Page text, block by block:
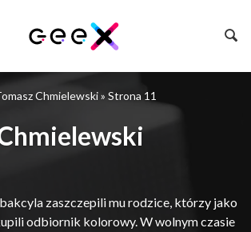
Chmielewski» Strona 11
zaszczepili mu rodzice, którzy jako
odbiornik kolorowy. W wolnym czasie